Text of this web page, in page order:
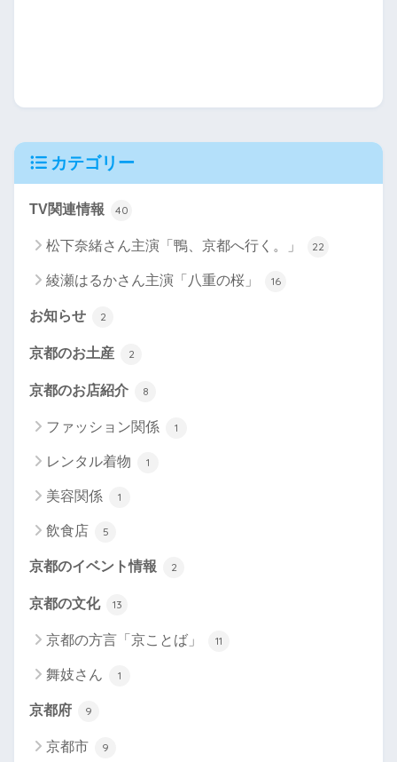
カテゴリー
TV関連情報 40
松下奈緒さん主演「鴨、京都へ行く。」 22
綾瀬はるかさん主演「八重の桜」 16
お知らせ 2
京都のお土産 2
京都のお店紹介 8
ファッション関係 1
レンタル着物 1
美容関係 1
飲食店 5
京都のイベント情報 2
京都の文化 13
京都の方言「京ことば」 11
舞妓さん 1
京都府 9
京都市 9